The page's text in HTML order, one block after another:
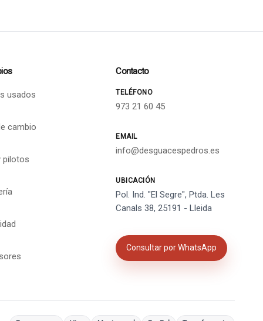
usados
cambio
pilotos
Contacto
TELÉFONO
973 21 60 45
EMAIL
info@desguacespedros.es
UBICACIÓN
Pol. Ind. "El Segre", Ptda. Les
Canals 38, 25191 - Lleida
Consultar por WhatsApp